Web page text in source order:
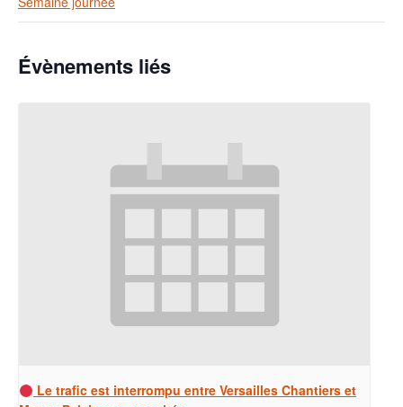
Évènements liés
Le trafic est interrompu entre Versailles Chantiers et